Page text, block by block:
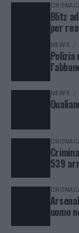
Blitz
per
NEWS
Polizia
NEWS
539
uomo